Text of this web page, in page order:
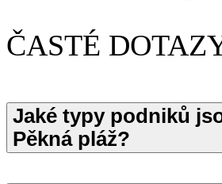
ČASTÉ
Jaké typy podniků
Pěkná pláž?